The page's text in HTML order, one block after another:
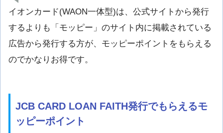
イオンカード(WAON一体型)は、公式サイトから発行
するよりも「モッピー」のサイト内に掲載されている
広告から発行する方が、モッピーポイントをもらえる
のでかなりお得です。
JCB CARD LOAN FAITH発行でもらえるモ
ッピーポイント